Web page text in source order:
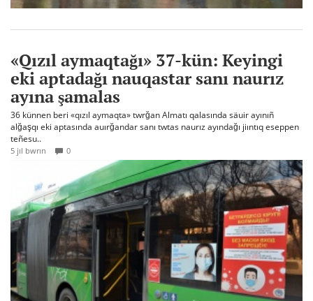
«Qızıl aymaqtağı» 37-kün: Keyingi
eki aptadağı nauqastar sanı naurız
ayına şamalas
36 künnen beri «qızıl aymaqta» twrğan Almatı qalasında säuir ayınıñ
alğaşqı eki aptasında auırğandar sanı twtas naurız ayındağı jiıntıq eseppen
teñesu..
5 jıl bwrın 0